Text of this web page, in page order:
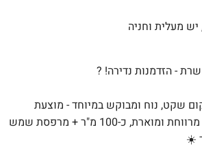
- הזדמנות נדירה! ?
שקט, נוח ומבוקש במיוחד - מוצעת
למכירה דירת 4 חדרים מרווחת ומוארת, כ-100 מ"ר + מרפסת שמש